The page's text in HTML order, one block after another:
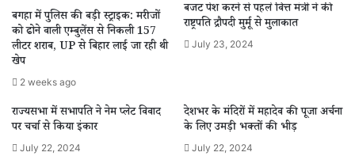
बगहा में पुलिस की बड़ी स्ट्राइक: मरीजों
को ढोने वाली एम्बुलेंस से निकली 157
लीटर शराब, UP से बिहार लाई जा रही थी
खेप
2 weeks ago
बजट पेश करने से पहले वित्त मंत्री ने की
राष्ट्रपति द्रौपदी मुर्मू से मुलाकात
July 23, 2024
राज्यसभा में सभापति ने नेम प्लेट विवाद
पर चर्चा से किया इंकार
July 22, 2024
देशभर के मंदिरों में महादेव की पूजा अर्चना
के लिए उमड़ी भक्तों की भीड़
July 22, 2024